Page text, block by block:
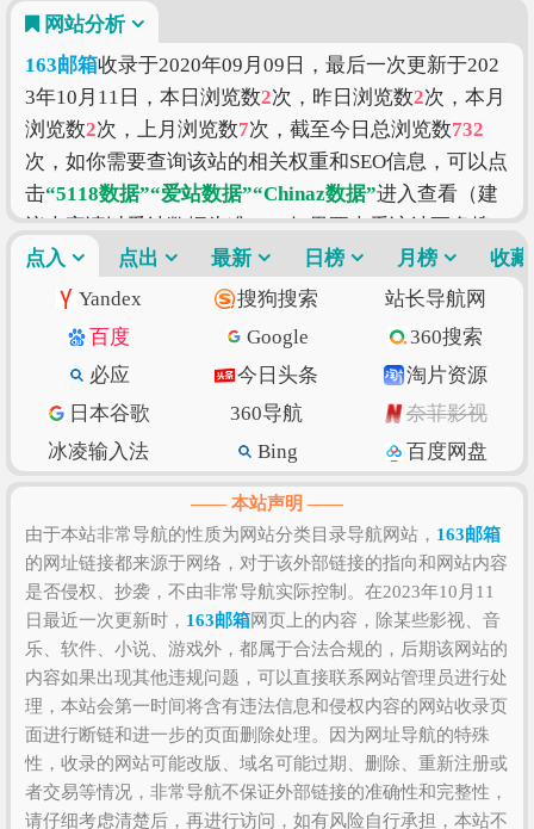
网站分析
163邮箱收录于2020年09月09日，最后一次更新于202
3年10月11日，本日浏览数2次，昨日浏览数2次，本月
浏览数2次，上月浏览数7次，截至今日总浏览数732
次，如你需要查询该站的相关权重和SEO信息，可以点
击“5118数据”“爱站数据”“Chinaz数据”进入查看（建
议大家请以爱站数据为准），如果要查看该站更多搜
索的索引信息，可以点击“搜狗索引” “百度索引”“360
索引” 进入查看。 163邮箱的价值评估涉及到的因素有
访问速度、搜索引擎收录、网站权重、索引量、内容
质量和数量、上线时长、用户体验和粘度等，如果需
要全面准确评估该网站的价值比较困难，因为一些确
切的私密数据则需要找该网站管理员进行如实提供，
比如该站的IP数、PV数、UV数、会话数、跳出率、访
问时长等！当然，任何一个网站是否值得您去浏览和
收藏，还是需要根据您自身的需求以及浏览网站的体
验和感受来决定，因为只有符合您自己的网站才是最
好的。
点入 点出 最新 日榜 月榜
收藏
Yandex
搜狗搜索
站长导航网
百度
Google
360搜索
必应
今日头条
淘片资源
日本谷歌
360导航
奈菲影视
冰凌输入法
Bing
百度网盘
抖音
w3school
知乎专栏
纳米搜索
Ecosia
脚本之家
环球网
北京时间
GitHub
SSLs.com
语文迷
Gitee码云
CSDN博客
虎扑篮球 美得云
—— 本站声明 ——
由于本站非常导航的性质为网站分类目录导航网站， 163邮箱
的网址链接都来源于网络，对于该外部链接的指向和网站内容
是否侵权、抄袭，不由非常导航实际控制。在2023年10月11
日最近一次更新时， 163邮箱网页上的内容，除某些影视、音
乐、软件、小说、游戏外，都属于合法合规的，后期该网站的
内容如果出现其他违规问题，可以直接联系网站管理员进行处
理，本站会第一时间将含有违法信息和侵权内容的网站收录页
面进行断链和进一步的页面删除处理。因为网址导航的特殊
性，收录的网站可能改版、域名可能过期、删除、重新注册或
者交易等情况，非常导航不保证外部链接的准确性和完整性，
请仔细考虑清楚后，再进行访问，如有风险自行承担，本站不